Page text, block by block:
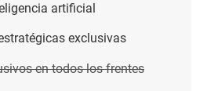
artificial
exclusivas
en todos los frentes